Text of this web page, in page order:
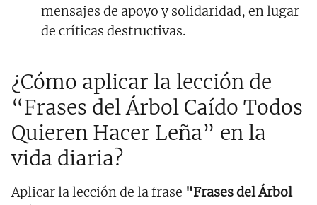
mensajes de apoyo y solidaridad, en lugar
de críticas destructivas.
¿Cómo aplicar la lección de
“Frases del Árbol Caído Todos
Quieren Hacer Leña” en la
vida diaria?
Aplicar la lección de la frase "Frases del Árbol